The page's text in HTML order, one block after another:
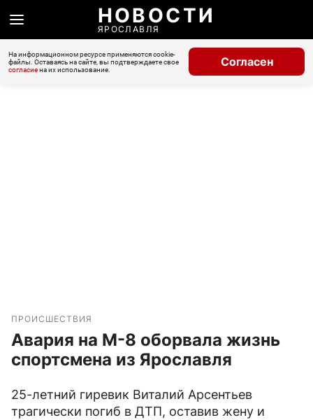
НОВОСТИ
ЯРОСЛАВЛЯ
На информационном ресурсе применяются cookie-
файлы. Оставаясь на сайте, вы подтверждаете свое
согласиена их использование.
Согласен
ПРОИСШЕСТВИЯ
Авария на М-8 оборвала жизнь
спортсмена из Ярославля
25-летний гиревик Виталий Арсентьев
трагически погиб в ДТП, оставив жену и